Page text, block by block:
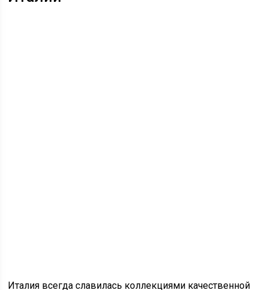
Италия всегда славилась коллекциями качественной